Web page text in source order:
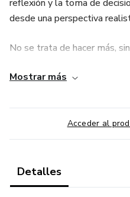
reflexión y la toma de
desde una perspectiva
No se trata de hacer más,
El programa está diseñado
con mayor orden, sin culpa
respetando tu momento de
Mostrar más
Acceder al
Detalles